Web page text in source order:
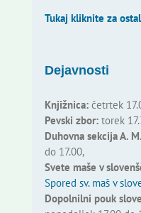
Tukaj kliknite za
Dejavnosti
Knjižnica:četrtek
Pevski zbor:torek
Duhovna sekcija A.
do 17.00,
Svete maše v
Spored sv. maš v
Dopolnilni pouk